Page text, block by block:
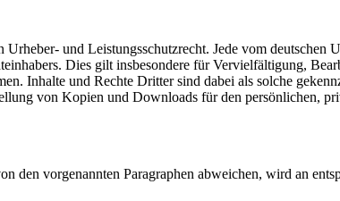
und Leistungsschutzrecht. Jede vom deutschen
Dies gilt insbesondere für Vervielfältigung,
Inhalte und Rechte Dritter sind dabei als solche
von Kopien und Downloads für den persönlichen,
den vorgenannten Paragraphen abweichen, wird an